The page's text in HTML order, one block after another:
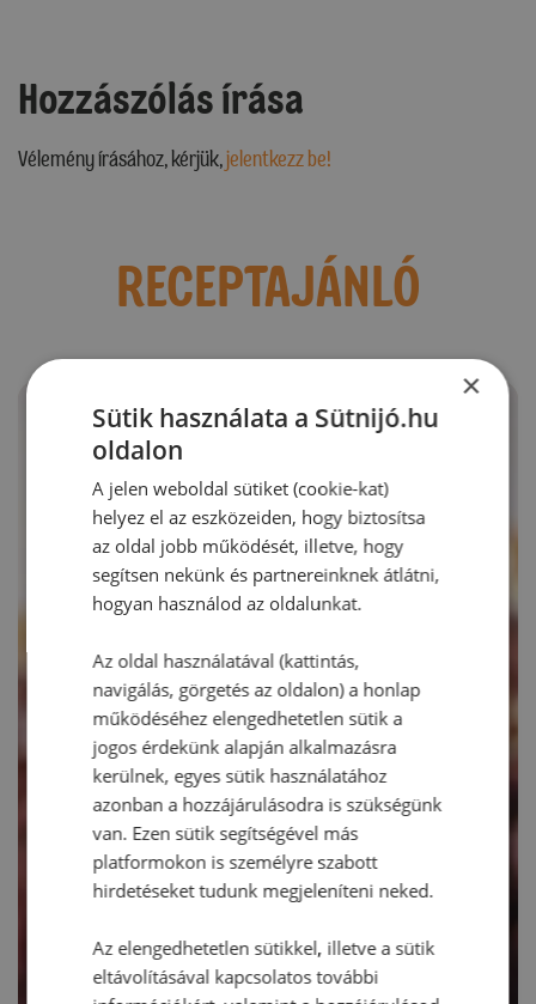
Hozzászólás írása
Vélemény írásához, kérjük,jelentkezz be!
RECEPTAJÁNLÓ
×
Sütik használata a Sütnijó.hu
oldalon
A jelen weboldal sütiket (cookie-kat)
helyez el az eszközeiden, hogy biztosítsa
az oldal jobb működését, illetve, hogy
segítsen nekünk és partnereinknek átlátni,
hogyan használod az oldalunkat.
Az oldal használatával (kattintás,
navigálás, görgetés az oldalon) a honlap
működéséhez elengedhetetlen sütik a
jogos érdekünk alapján alkalmazásra
kerülnek, egyes sütik használatához
azonban a hozzájárulásodra is szükségünk
van. Ezen sütik segítségével más
platformokon is személyre szabott
hirdetéseket tudunk megjeleníteni neked.
Az elengedhetetlen sütikkel, illetve a sütik
eltávolításával kapcsolatos további